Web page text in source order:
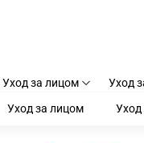
Уход за лицом Уход
Уход за лицом Уход